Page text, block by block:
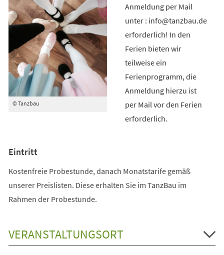
© Tanzbau
Anmeldung per Mail
unter : info@tanzbau.de
erforderlich! In den
Ferien bieten wir
teilweise ein
Ferienprogramm, die
Anmeldung hierzu ist
per Mail vor den Ferien
erforderlich.
Eintritt
Kostenfreie Probestunde, danach Monatstarife gemäß
unserer Preislisten. Diese erhalten Sie im TanzBau im
Rahmen der Probestunde.
VERANSTALTUNGSORT